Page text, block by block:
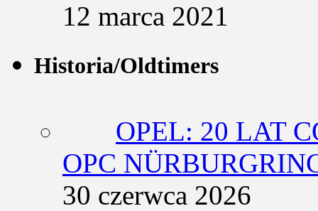
12 marca 2021
Historia/Oldtimers
OPEL: 20 LAT
OPC
30 czerwca 2026